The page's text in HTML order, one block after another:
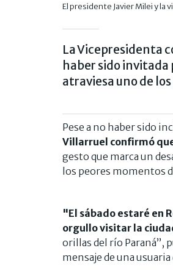
El presidente Javier Milei y la
La Vicepresidenta
haber sido invitada
atraviesa uno de
Pese a no haber sido
Villarruel confirmó
gesto que marca un
los peores momentos
"El sábado estaré en
orgullo visitar la
orillas del río Paraná”,
mensaje de una